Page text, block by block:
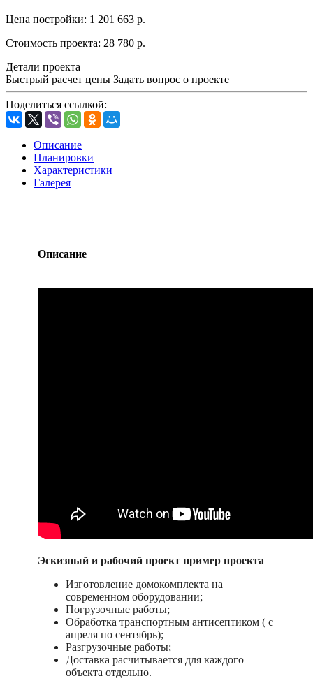
Цена постройки: 1 201 663 р.
Стоимость проекта: 28 780 р.
Детали проекта
Быстрый расчет цены Задать вопрос о проекте
Поделиться ссылкой:
Описание
Планировки
Характеристики
Галерея
Описание
Эскизный и рабочий проект пример проекта
Изготовление домокомплекта на
современном оборудовании;
Погрузочные работы;
Обработка транспортным антисептиком ( с
апреля по сентябрь);
Разгрузочные работы;
Доставка расчитывается для каждого
объекта отдельно.